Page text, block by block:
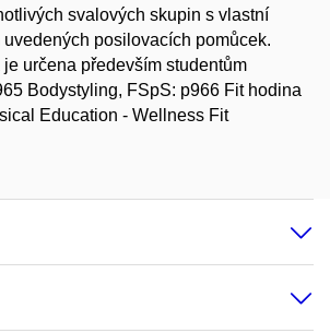
svalových skupin s vlastní
posilovacích pomůcek.
určena především studentům
Bodystyling, FSpS: p966 Fit hodina
Education - Wellness Fit